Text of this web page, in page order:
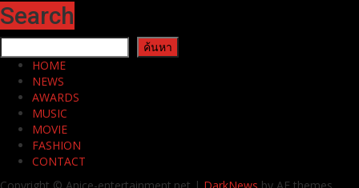
Search
ค้นหา
ค้นหา
HOME
NEWS
AWARDS
MUSIC
MOVIE
FASHION
CONTACT
Copyright © Anice-entertainment.net | DarkNews by AF themes.